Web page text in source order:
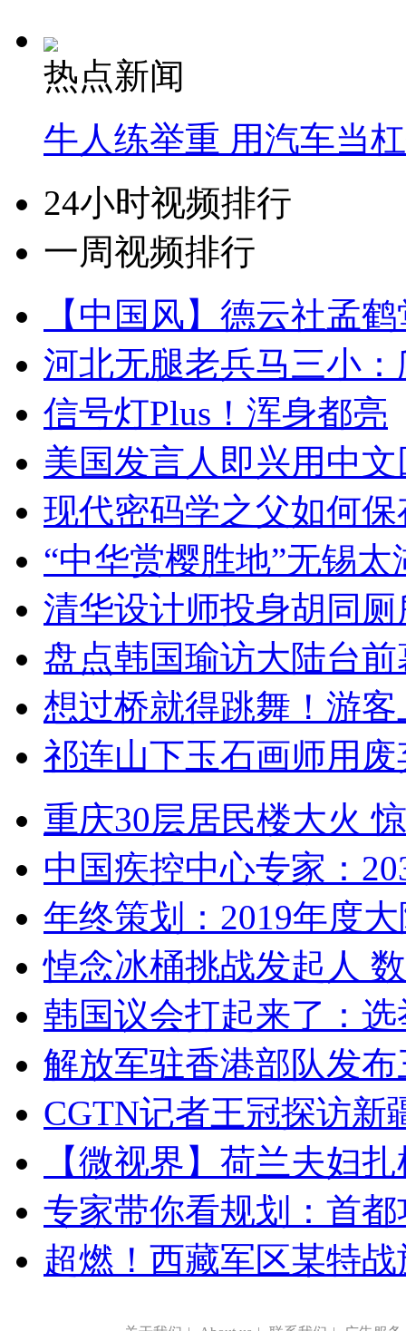
热点新闻
牛人练举重 用汽车当
24小时视频排行
一周视频排行
【中国风】德云社孟
河北无腿老兵马三小
信号灯Plus！浑身都亮
美国发言人即兴用中
现代密码学之父如何
“中华赏樱胜地”无锡
清华设计师投身胡同
盘点韩国瑜访大陆台
想过桥就得跳舞！游客
祁连山下玉石画师用
重庆30层居民楼大火
中国疾控中心专家：
年终策划：2019年度
悼念冰桶挑战发起人
韩国议会打起来了：
解放军驻香港部队发
CGTN记者王冠探访新
【微视界】荷兰夫妇
专家带你看规划：首
超燃！西藏军区某特